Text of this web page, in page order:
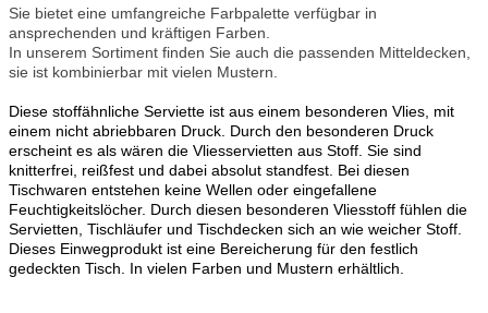
Sie bietet eine umfangreiche Farbpalette verfügbar in
ansprechenden und kräftigen Farben.
In unserem Sortiment finden Sie auch die passenden Mitteldecken,
sie ist kombinierbar mit vielen Mustern.
Diese stoffähnliche Serviette ist aus einem besonderen Vlies, mit
einem nicht abriebbaren Druck. Durch den besonderen Druck
erscheint es als wären die Vliesservietten aus Stoff. Sie sind
knitterfrei, reißfest und dabei absolut standfest. Bei diesen
Tischwaren entstehen keine Wellen oder eingefallene
Feuchtigkeitslöcher. Durch diesen besonderen Vliesstoff fühlen die
Servietten, Tischläufer und Tischdecken sich an wie weicher Stoff.
Dieses Einwegprodukt ist eine Bereicherung für den festlich
gedeckten Tisch. In vielen Farben und Mustern erhältlich.